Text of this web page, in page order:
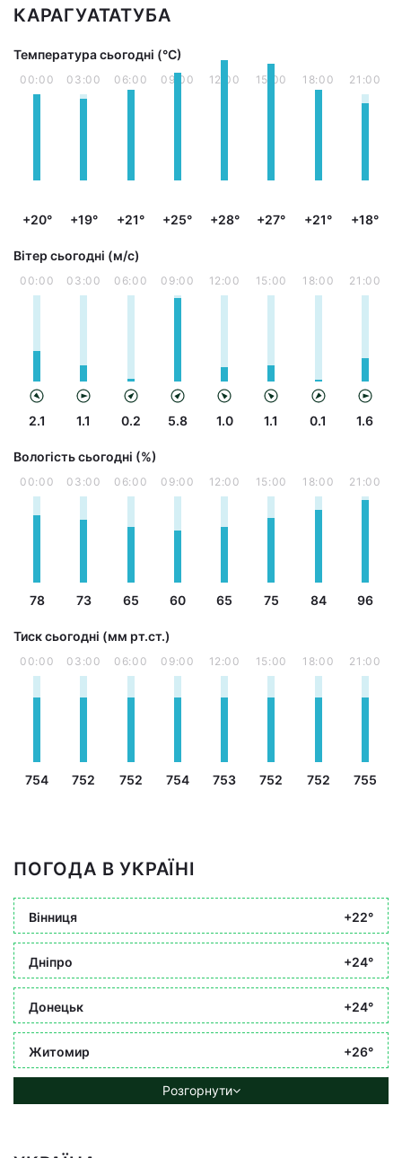
КАРАГУАТАТУБА
Температура сьогодні (°С)
00:00
+20°
03:00
+19°
06:00
+21°
09:00
+25°
12:00
+28°
15:00
+27°
18:00
+21°
21:00
+18°
Вітер сьогодні (м/с)
00:00
2.1
03:00
1.1
06:00
0.2
09:00
5.8
12:00
1.0
15:00
1.1
18:00
0.1
21:00
1.6
Вологість сьогодні (%)
00:00
78
03:00
73
06:00
65
09:00
60
12:00
65
15:00
75
18:00
84
21:00
96
Тиск сьогодні (мм рт.ст.)
00:00
754
03:00
752
06:00
752
09:00
754
12:00
753
15:00
752
18:00
752
21:00
755
ПОГОДА В УКРАЇНІ
Вінниця +22°
Дніпро +24°
Донецьк +24°
Житомир +26°
Розгорнути